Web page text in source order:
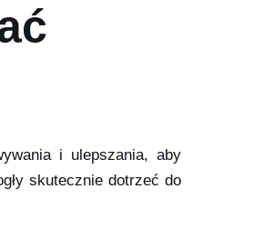
i ulepszania, aby
skutecznie dotrzeć do